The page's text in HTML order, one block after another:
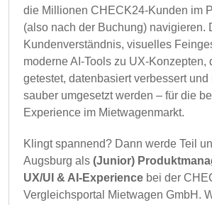
die Millionen CHECK24-Kunden im
(also nach der Buchung) navigieren.
Kundenverständnis, visuelles
moderne AI-Tools zu UX-Konzepten,
getestet, datenbasiert verbessert und
sauber umgesetzt werden – für die
Experience im Mietwagenmarkt.
Klingt spannend? Dann werde Teil
Augsburg als (Junior)
UX/UI & AI-Experience bei der
Vergleichsportal Mietwagen GmbH.